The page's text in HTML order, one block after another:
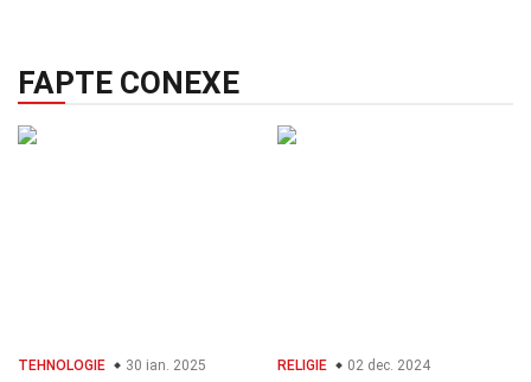
FAPTE CONEXE
TEHNOLOGIE 30 ian. 2025 RELIGIE 02 dec. 2024